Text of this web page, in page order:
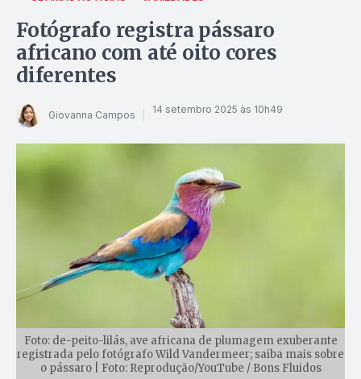
Fotógrafo registra pássaro
africano com até oito cores
diferentes
Giovanna Campos 14 setembro 2025 às 10h49
Foto: de-peito-lilás, ave africana de plumagem exuberante
registrada pelo fotógrafo Wild Vandermeer; saiba mais sobre
o pássaro | Foto: Reprodução/YouTube / Bons Fluidos